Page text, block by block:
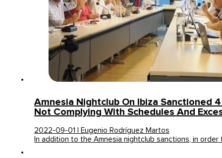
Amnesia Nightclub On Ibiza Sanctioned
Not Complying With Schedules And
2022-09-01 | Eugenio Rodríguez Martos
In addition to the Amnesia nightclub sanctions, in